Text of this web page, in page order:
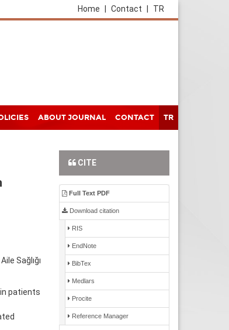
TR
Contact
Home
ABOUT JOURNAL CONTACT TR
Sağlığı
patients
CITE
Full Text PDF
Download citation
RIS
EndNote
BibTex
Medlars
Procite
Reference Manager